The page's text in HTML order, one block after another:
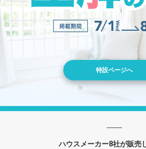
特設ページへ
ハウスメーカー8社が販売